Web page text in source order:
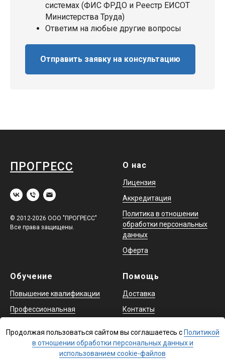
системах (ФИС ФРДО и Реестр ЕИСОТ
Министерства Труда)
Ответим на любые другие вопросы
Отправить заявку на консультацию
ПРОГРЕСС
© 2012-2026 ООО "ПРОГРЕСС"
Все права защищены.
О нас
Лицензия
Аккредитация
Политика в отношении
обработки персональных
данных
Оферта
Обучение
Повышение квалификации
Профессиональная
переподготовка
Охрана труда и аттестация
в ЕИСОТ
Помощь
Доставка
Контакты
Продолжая пользоваться сайтом вы соглашаетесь с Политикой
в отношении обработки персональных данных и
использованием cookie-файлов